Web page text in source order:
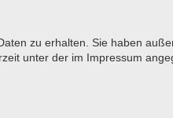
zu erhalten. Sie haben
unter der im Impressum